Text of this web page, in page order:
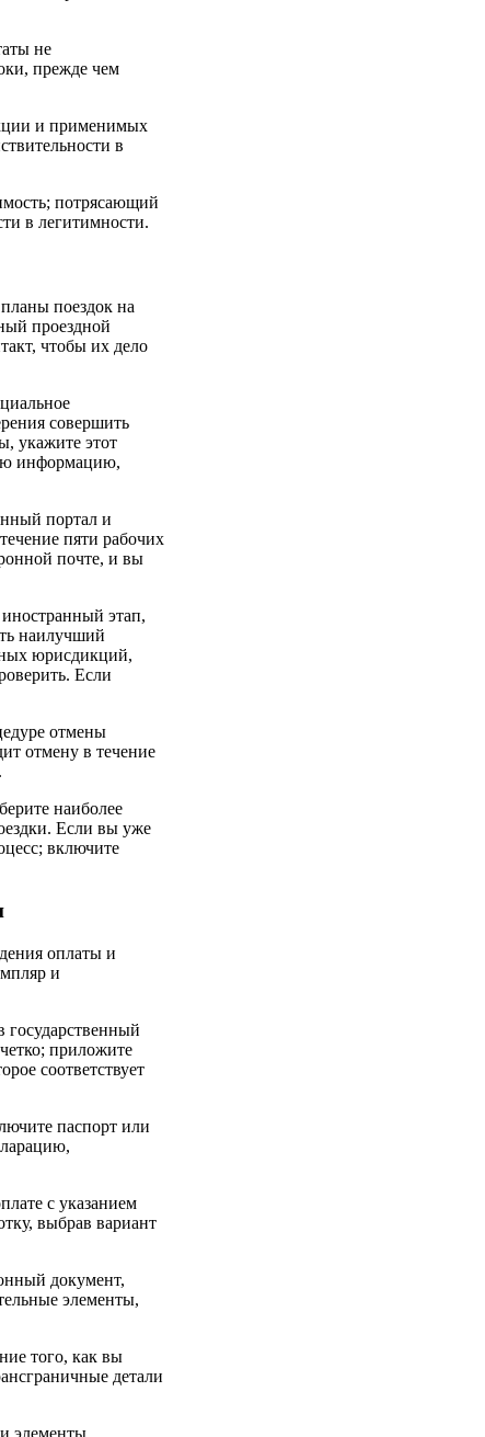
не
прежде чем
и применимых
в
потрясающий
в легитимности.
поездок на
проездной
чтобы их дело
совершить
укажите этот
информацию,
портал и
пяти рабочих
почте, и вы
этап,
наилучший
юрисдикций,
Если
отмены
отмену в течение
наиболее
Если вы уже
включите
оплаты и
и
государственный
приложите
соответствует
паспорт или
с указанием
выбрав вариант
документ,
элементы,
того, как вы
детали
элементы